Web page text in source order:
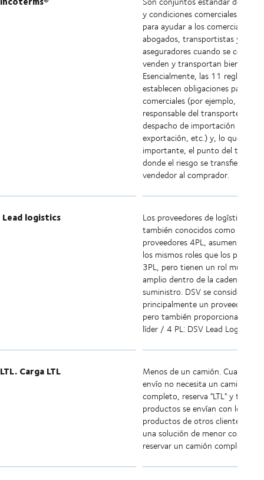
y condiciones comerciales
para ayudar a los comerciantes,
abogados, transportistas y
aseguradores cuando se
venden y transportan bienes.
Esencialmente, las 11 reglas
establecen obligaciones para
comerciales (por ejemplo, quién
responsable del transporte,
despacho de importación y
exportación, etc.) y, lo que es
importante, el punto del
donde el riesgo se transfiere del
vendedor al comprador.
Lead logistics
Los proveedores de logística líder,
también conocidos como
proveedores 4PL, asumen
los mismos roles que los
3PL, pero tienen un rol mucho
amplio dentro de la cadena de
suministro. DSV se considera
principalmente un proveedor
pero también proporciona
líder / 4 PL: DSV Lead Logistics.
LTL. Carga LTL
Menos de un camión. Cuando tu
envío no necesita un camión
completo, reserva "LTL" y tus
productos se envían con los
productos de otros clientes. Esta
una solución de menor coste que
reservar un camión completo.